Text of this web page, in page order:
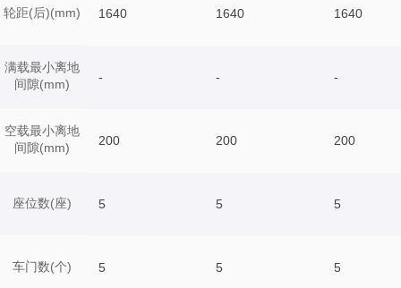
轮距(后)(mm)
满载最小离地
间隙(mm)
空载最小离地
间隙(mm)
座位数(座)
车门数(个)
1640 1640 1640
- - -
200 200 200
5 5 5
5 5 5